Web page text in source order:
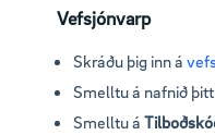
Vefsjónvarp
Skráðu þig inn á
Smelltu á nafnið
Smelltu á